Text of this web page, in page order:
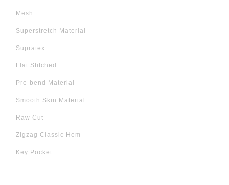
Mesh
Superstretch Material
Supratex
Flat Stitched
Pre-bend Material
Smooth Skin Material
Raw Cut
Zigzag Classic Hem
Key Pocket